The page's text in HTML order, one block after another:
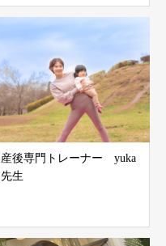
産後専門トレーナー yuka
先生